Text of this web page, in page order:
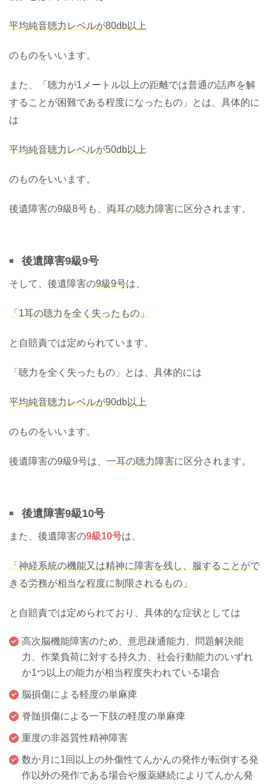
平均純音聴力レベルが80db以上
のものをいいます。
また、「聴力が1メートル以上の距離では普通の話声を解
することが困難である程度になったもの」とは、具体的に
は
平均純音聴力レベルが50db以上
のものをいいます。
後遺障害の9級8号も、 両耳の聴力障害に区分されます。
後遺障害9級9号
そして、後遺障害の9級9号は、
「1耳の聴力を全く失ったもの」
と自賠責では定められています。
「聴力を全く失ったもの」とは、具体的には
平均純音聴力レベルが90db以上
のものをいいます。
後遺障害の9級9号は、 一耳の聴力障害に区分されます。
後遺障害9級10号
また、後遺障害の9級10号は、
「神経系統の機能又は精神に障害を残し、服することがで
きる労務が相当な程度に制限されるもの」
と自賠責では定められており、具体的な症状としては
高次脳機能障害のため、意思疎通能力、問題解決能
力、作業負荷に対する持久力、社会行動能力のいずれ
か1つ以上の能力が相当程度失われている場合
脳損傷による軽度の単麻痺
脊髄損傷による一下肢の軽度の単麻痺
重度の非器質性精神障害
数か月に1回以上の外傷性てんかんの発作が転倒する発
作以外の発作である場合や服薬継続によりてんかん発